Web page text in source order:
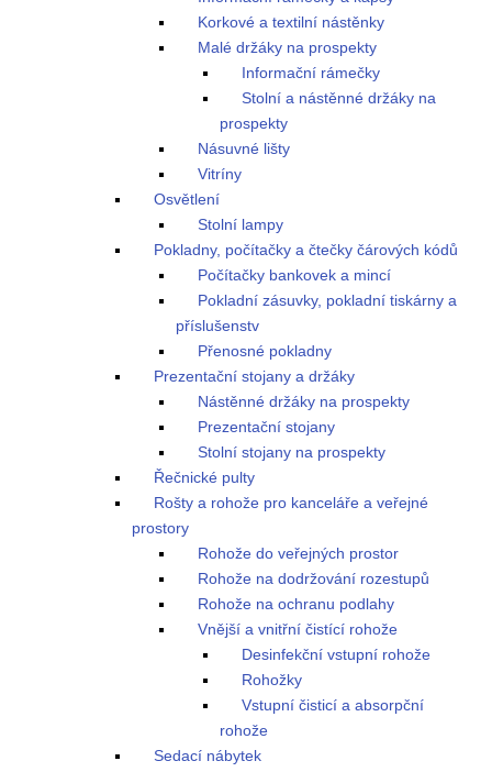
Korkové a textilní nástěnky
Malé držáky na prospekty
Informační rámečky
Stolní a nástěnné držáky na
prospekty
Násuvné lišty
Vitríny
Osvětlení
Stolní lampy
Pokladny, počítačky a čtečky čárových kódů
Počítačky bankovek a mincí
Pokladní zásuvky, pokladní tiskárny a
příslušenstv
Přenosné pokladny
Prezentační stojany a držáky
Nástěnné držáky na prospekty
Prezentační stojany
Stolní stojany na prospekty
Řečnické pulty
Rošty a rohože pro kanceláře a veřejné
prostory
Rohože do veřejných prostor
Rohože na dodržování rozestupů
Rohože na ochranu podlahy
Vnější a vnitřní čistící rohože
Desinfekční vstupní rohože
Rohožky
Vstupní čisticí a absorpční
rohože
Sedací nábytek